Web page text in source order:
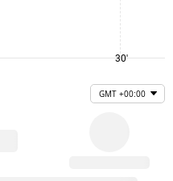
30'
GMT +00:00